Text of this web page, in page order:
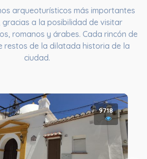
arqueoturísticos más importantes
gracias a la posibilidad de visitar
romanos y árabes. Cada rincón de
restos de la dilatada historia de la
ciudad.
9718